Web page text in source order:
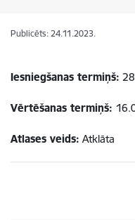
Publicēts: 24.11.2023.
Iesniegšanas termiņš:
Vērtēšanas termiņš:
Atlases veids: Atklāta